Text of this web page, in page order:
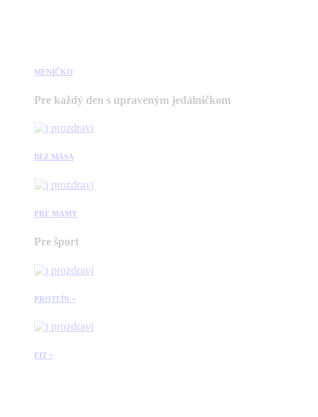
MENÍČKO
Pre každý den s upraveným jedálničkom
BEZ MÄSA
PRE MAMY
Pre šport
PROTEÍN +
FIT +